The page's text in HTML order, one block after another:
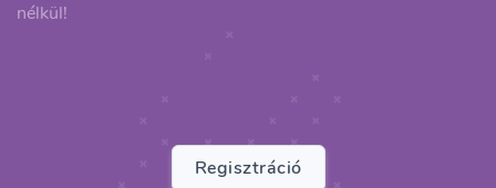
nélkül!
Regisztráció